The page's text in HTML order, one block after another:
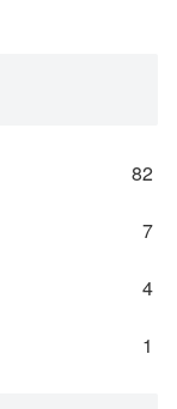
82
7
4
1